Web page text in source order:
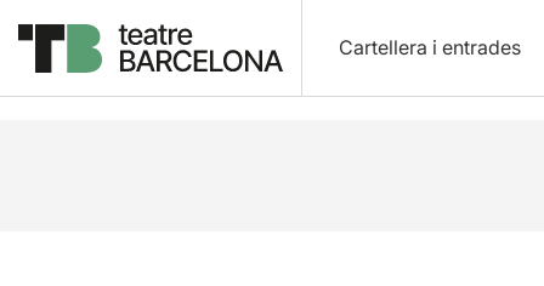
Cartellera i entrades